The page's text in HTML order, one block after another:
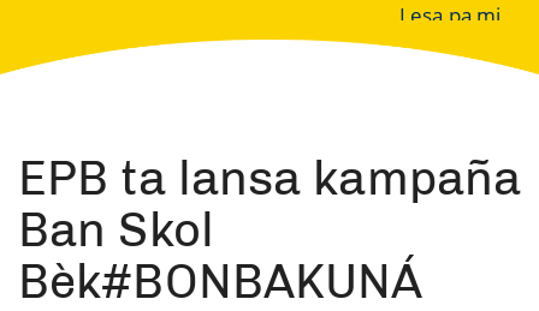
Lesa pa mi
EPB ta lansa kampaña
Ban Skol
Bèk#BONBAKUNÁ